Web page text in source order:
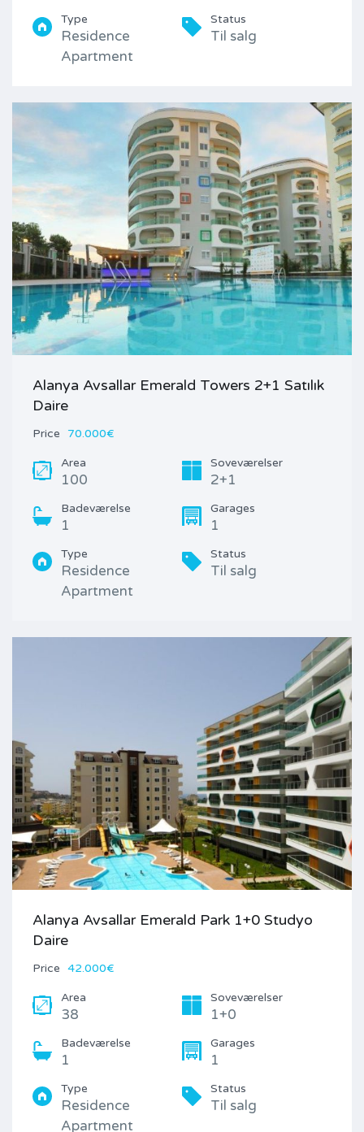
Type
Residence
Apartment
Status
Til salg
Alanya Avsallar Emerald Towers 2+1 Satılık
Daire
Price 70.000€
Area
100
Soveværelser
2+1
Badeværelse
1
Garages
1
Type
Residence
Apartment
Status
Til salg
Alanya Avsallar Emerald Park 1+0 Studyo
Daire
Price 42.000€
Area
38
Soveværelser
1+0
Badeværelse
1
Garages
1
Type
Residence
Apartment
Status
Til salg